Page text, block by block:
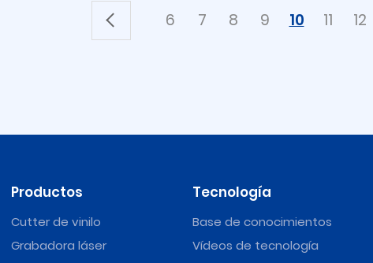
6 7 8 9 10 11 12
Productos
Cutter de vinilo
Grabadora láser
Tecnología
Base de conocimientos
Vídeos de tecnología